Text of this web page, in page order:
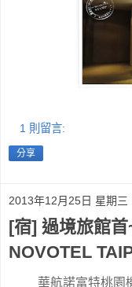
1 則留言:
分享
2013年12月25日 星期三
[宿] 過境旅館
NOVOTEL
華航諾富特桃園